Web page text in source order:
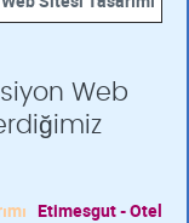
Web
Etimesgut - Otel